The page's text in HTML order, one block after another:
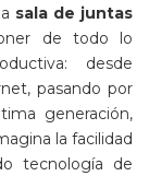
sala de juntas
de todo lo
desde
pasando por
generación,
la facilidad
tecnología de